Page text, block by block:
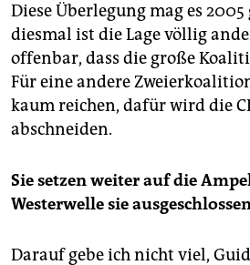
Diese Überlegung mag es 2005
diesmal ist die Lage völlig
offenbar, dass die große
Für eine andere
kaum reichen, dafür wird die
abschneiden.
Sie setzen weiter auf die
Westerwelle sie
Darauf gebe ich nicht viel,